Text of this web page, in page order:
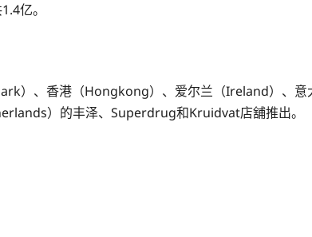
亿。
）、香港（Hongkong）、爱尔兰（Ireland）、
）的丰泽、Superdrug和Kruidvat店舖推出。